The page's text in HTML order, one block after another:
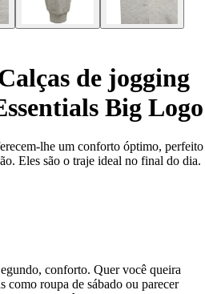
de jogging
Big Logo
lhe um conforto óptimo, perfeito
Eles são o traje ideal no final do dia.
conforto. Quer você queira
como roupa de sábado ou parecer